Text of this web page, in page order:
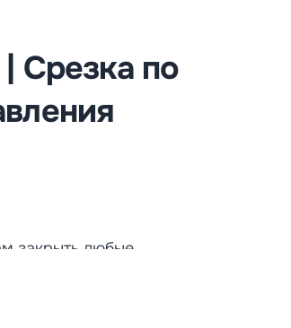
Срезка по
закрыть любые
корпоративных